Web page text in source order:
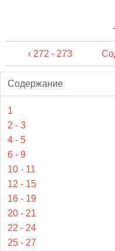
‹ 272 - 273
Содержание
1
2 - 3
4 - 5
6 - 9
10 - 11
12 - 15
16 - 19
20 - 21
22 - 24
25 - 27